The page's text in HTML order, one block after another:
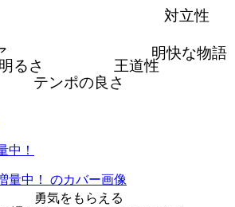
対立性
明快な物語
王道性
テンポの良さ
明るさ
中！
勇気をもらえる